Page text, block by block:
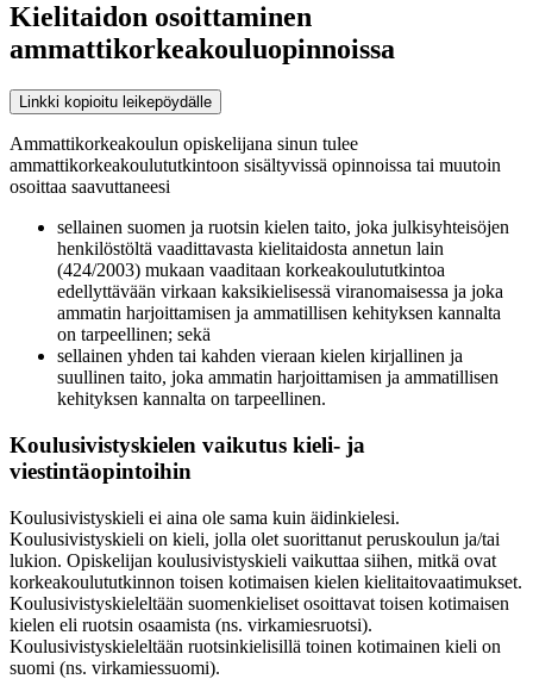
Kielitaidon osoittaminen
ammattikorkeakouluopinnoissa
Linkki kopioitu leikepöydälle
Ammattikorkeakoulun opiskelijana sinun tulee
ammattikorkeakoulututkintoon sisältyvissä opinnoissa tai muutoin
osoittaa saavuttaneesi
sellainen suomen ja ruotsin kielen taito, joka julkisyhteisöjen
henkilöstöltä vaadittavasta kielitaidosta annetun lain
(424/2003) mukaan vaaditaan korkeakoulututkintoa
edellyttävään virkaan kaksikielisessä viranomaisessa ja joka
ammatin harjoittamisen ja ammatillisen kehityksen kannalta
on tarpeellinen; sekä
sellainen yhden tai kahden vieraan kielen kirjallinen ja
suullinen taito, joka ammatin harjoittamisen ja ammatillisen
kehityksen kannalta on tarpeellinen.
Koulusivistyskielen vaikutus kieli- ja
viestintäopintoihin
Koulusivistyskieli ei aina ole sama kuin äidinkielesi.
Koulusivistyskieli on kieli, jolla olet suorittanut peruskoulun ja/tai
lukion. Opiskelijan koulusivistyskieli vaikuttaa siihen, mitkä ovat
korkeakoulututkinnon toisen kotimaisen kielen kielitaitovaatimukset.
Koulusivistyskieleltään suomenkieliset osoittavat toisen kotimaisen
kielen eli ruotsin osaamista (ns. virkamiesruotsi).
Koulusivistyskieleltään ruotsinkielisillä toinen kotimainen kieli on
suomi (ns. virkamiessuomi).